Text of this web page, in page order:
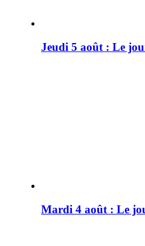
Jeudi 5 août : Le
Mardi 4 août : Le